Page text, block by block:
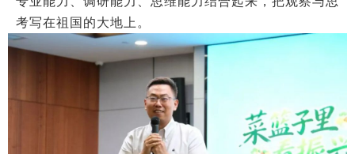
考写在祖国的大地上。